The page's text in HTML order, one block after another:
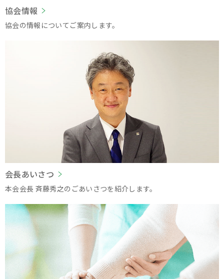
協会情報
協会の情報についてご案内します。
会長あいさつ
本会会長 斉藤秀之のごあいさつを紹介します。